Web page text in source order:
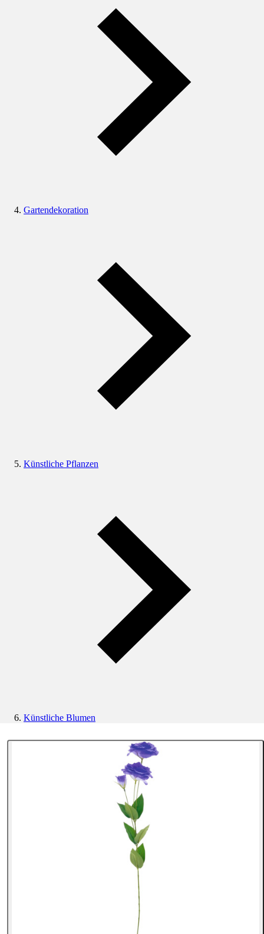
Gartendekoration
Künstliche Pflanzen
Künstliche Blumen